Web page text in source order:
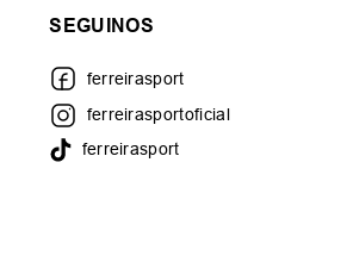
SEGUINOS
ferreirasport
ferreirasportoficial
ferreirasport